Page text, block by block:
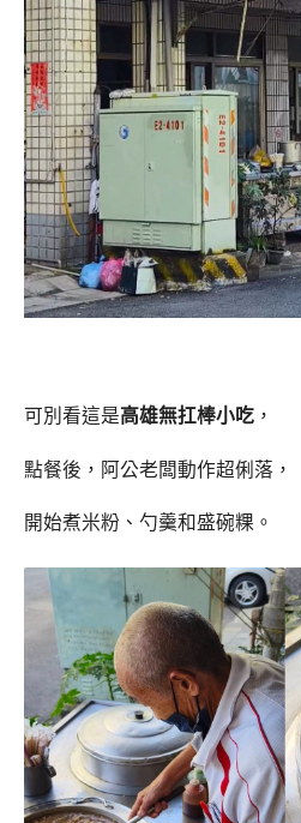
可別看這是高雄無扛棒小吃 ，
點餐後，阿公老闆動作超俐落，
開始煮米粉、勺羹和盛碗粿。